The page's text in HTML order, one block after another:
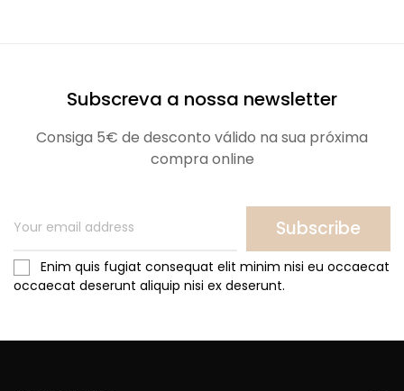
Subscreva a nossa newsletter
Consiga 5€ de desconto válido na sua próxima
compra online
Subscribe
Enim quis fugiat consequat elit minim nisi eu occaecat
occaecat deserunt aliquip nisi ex deserunt.